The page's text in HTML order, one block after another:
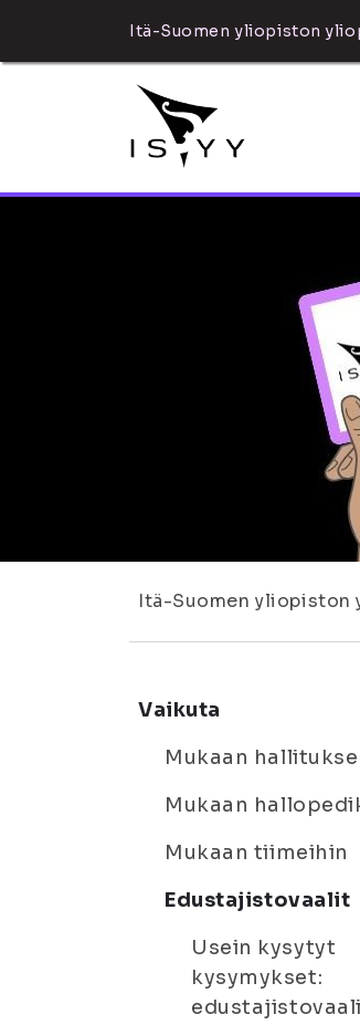
Itä-Suomen yliopiston
Itä-Suomen yliopiston
Vaikuta
Mukaan
Mukaan
Mukaan tiimeihin
Edustajistovaalit
Usein kysytyt
kysymykset: